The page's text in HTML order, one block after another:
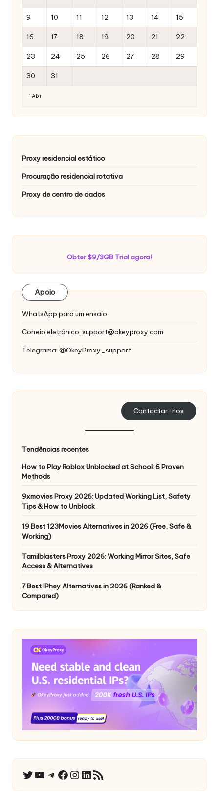
9 10 11 12 13 14 15
16 17 18 19 20 21 22
23 24 25 26 27 28 29
30 31
" Abr
Proxy residencial estático
Procuração residencial rotativa
Proxy de centro de dados
Obter $9/3GB Trial agora!
Apoio
WhatsApp para um ensaio
Correio eletrónico: support@okeyproxy.com
Telegrama: @OkeyProxy_support
Contactar-nos
Tendências recentes
How to Play Roblox Unblocked at School: 6 Proven
Methods
9xmovies Proxy 2026: Updated Working List, Safety
Tips & How to Unblock
19 Best 123Movies Alternatives in 2026 (Free, Safe &
Working)
Tamilblasters Proxy 2026: Working Mirror Sites, Safe
Access & Alternatives
7 Best IPhey Alternatives in 2026 (Ranked &
Compared)
Twitter
YouTube
Telegrama
Facebook
Instagram
LinkedIn
RSS Feed